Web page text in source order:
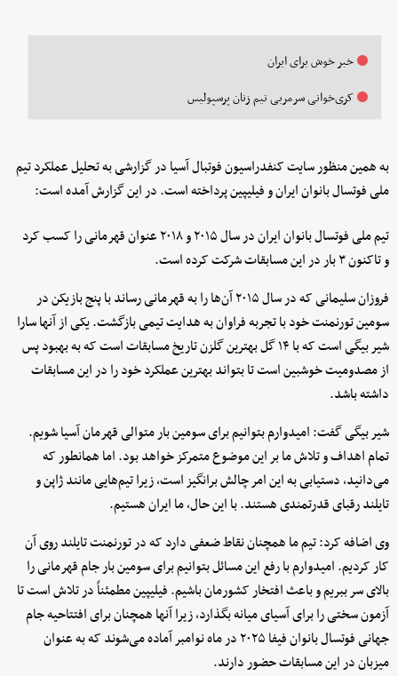
خبر خوش برای ایران
کری‌خوانی سرمربی تیم زنان پرسپولیس
به همین منظور سایت کنفدراسیون فوتبال آسیا در گزارشی به تحلیل عملکرد تیم
ملی فوتسال بانوان ایران و فیلیپین پرداخته است. در این گزارش آمده است:
تیم ملی فوتسال بانوان ایران در سال ۲۰۱۵ و ۲۰۱۸ عنوان قهرمانی را کسب کرد
و تاکنون ۳ بار در این مسابقات شرکت کرده است.
فروزان سلیمانی که در سال ۲۰۱۵ آن‌ها را به قهرمانی رساند با پنج بازیکن در
سومین تورنمنت خود با تجربه فراوان به هدایت تیمی بازگشت. یکی از آنها سارا
شیر بیگی است که با ۱۴ گل بهترین گلزن تاریخ مسابقات است که به بهبود پس
از مصدومیت خوشبین است تا بتواند بهترین عملکرد خود را در این مسابقات
داشته باشد.
شیر بیگی گفت: امیدوارم بتوانیم برای سومین بار متوالی قهرمان آسیا شویم.
تمام اهداف و تلاش ما بر این موضوع متمرکز خواهد بود. اما همانطور که
می‌دانید، دستیابی به این امر چالش برانگیز است، زیرا تیم‌هایی مانند ژاپن و
تایلند رقبای قدرتمندی هستند. با این حال، ما ایران هستیم.
وی اضافه کرد: تیم ما همچنان نقاط ضعفی دارد که در تورنمنت تایلند روی آن
کار کردیم. امیدوارم با رفع این مسائل بتوانیم برای سومین بار جام قهرمانی را
بالای سر ببریم و باعث افتخار کشورمان باشیم. فیلیپین مطمئناً در تلاش است تا
آزمون سختی را برای آسیای میانه بگذارد، زیرا آنها همچنان برای افتتاحیه جام
جهانی فوتسال بانوان فیفا ۲۰۲۵ در ماه نوامبر آماده می‌شوند که به عنوان
میزبان در این مسابقات حضور دارند.